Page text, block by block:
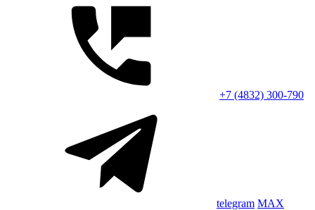
+7 (4832) 300-790
telegram MAX